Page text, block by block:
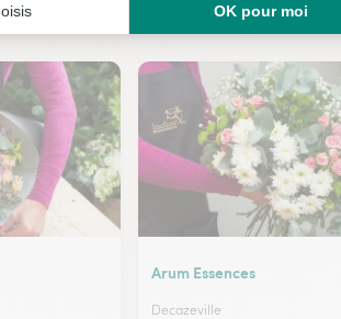
Nos fleuristes à Saint-Igest
Arum Essences
Decazeville